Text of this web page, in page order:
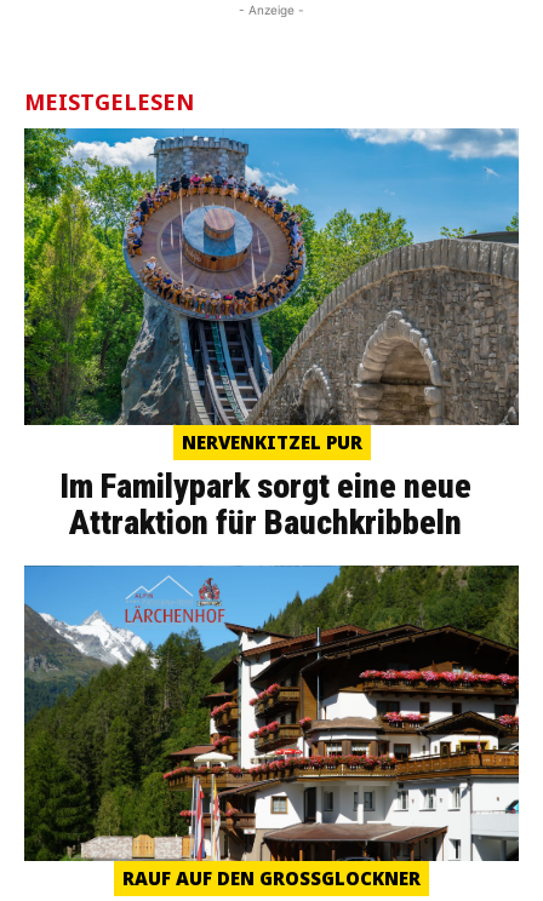
- Anzeige -
MEISTGELESEN
NERVENKITZEL PUR
Im Familypark sorgt eine neue
Attraktion für Bauchkribbeln
RAUF AUF DEN GROSSGLOCKNER